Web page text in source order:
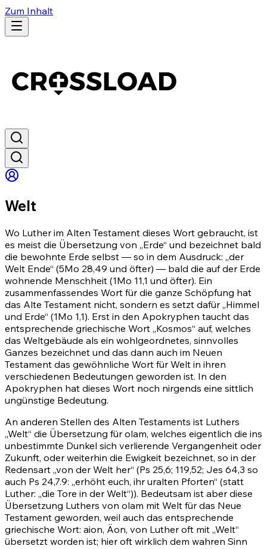
Zum Inhalt
Welt
Wo Luther im Alten Testament dieses Wort gebraucht, ist
es meist die Übersetzung von „Erde“ und bezeichnet bald
die bewohnte Erde selbst — so in dem Ausdruck: „der
Welt Ende“ (5Mo 28,49 und öfter) — bald die auf der Erde
wohnende Menschheit (1Mo 11,1 und öfter). Ein
zusammenfassendes Wort für die ganze Schöpfung hat
das Alte Testament nicht, sondern es setzt dafür „Himmel
und Erde“ (1Mo 1,1). Erst in den Apokryphen taucht das
entsprechende griechische Wort „Kosmos“ auf, welches
das Weltgebäude als ein wohlgeordnetes, sinnvolles
Ganzes bezeichnet und das dann auch im Neuen
Testament das gewöhnliche Wort für Welt in ihren
verschiedenen Bedeutungen geworden ist. In den
Apokryphen hat dieses Wort noch nirgends eine sittlich
ungünstige Bedeutung.
An anderen Stellen des Alten Testaments ist Luthers
„Welt“ die Übersetzung fürolam, welches eigentlich die ins
unbestimmte Dunkel sich verlierende Vergangenheit oder
Zukunft, oder weiterhin die Ewigkeit bezeichnet, so in der
Redensart „von der Welt her“ (Ps 25,6; 119,52; Jes 64,3 so
auch Ps 24,7.9: „erhöht euch, ihr uralten Pforten“ (statt
Luther: „die Tore in der Welt“)). Bedeutsam ist aber diese
Übersetzung Luthers von olam mit Welt für das Neue
Testament geworden, weil auch das entsprechende
griechische Wort: aion, Äon, von Luther oft mit „Welt“
übersetzt worden ist; hier oft wirklich dem wahren Sinn